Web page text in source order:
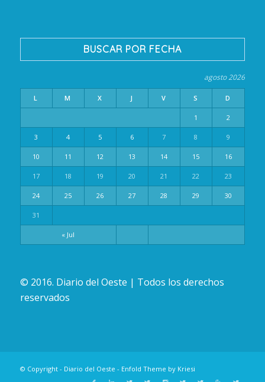
BUSCAR POR FECHA
agosto 2026
L M X J V S D
« Jul
1 2
3 4 5 6 7 8 9
10 11 12 13 14 15 16
17 18 19 20 21 22 23
24 25 26 27 28 29 30
31
© 2016. Diario del Oeste | Todos los derechos
reservados
© Copyright - Diario del Oeste - Enfold Theme by Kriesi